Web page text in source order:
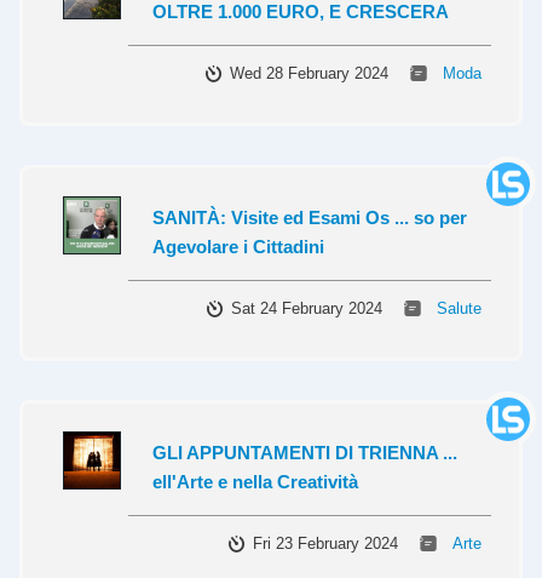
OLTRE 1.000 EURO, E CRESCERA
Wed 28 February 2024 Moda
SANITÀ: Visite ed Esami Os ... so per
Agevolare i Cittadini
Sat 24 February 2024 Salute
GLI APPUNTAMENTI DI TRIENNA ...
ell'Arte e nella Creatività
Fri 23 February 2024 Arte